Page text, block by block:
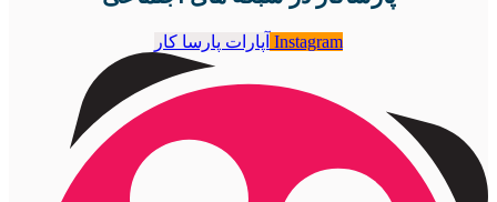
Instagram آپارات پارسا کار